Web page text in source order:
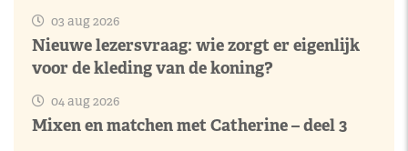
03 aug 2026
Nieuwe lezersvraag: wie zorgt er eigenlijk
voor de kleding van de koning?
04 aug 2026
Mixen en matchen met Catherine – deel 3